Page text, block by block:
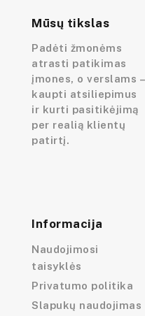
Mūsų tikslas
Padėti žmonėms
atrasti patikimas
įmones, o verslams –
kaupti atsiliepimus
ir kurti pasitikėjimą
per realią klientų
patirtį.
Informacija
Naudojimosi
taisyklės
Privatumo politika
Slapukų naudojimas